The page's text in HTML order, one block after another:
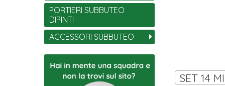
SET 14
PORTIERI SUBBUTEO
DIPINTI
ACCESSORI SUBBUTEO